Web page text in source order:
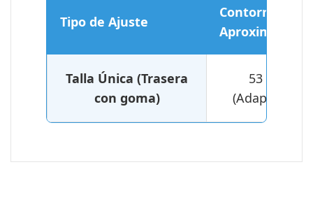
Tipo de Ajuste
Contorno
Aproximado
Talla Única (Trasera
con goma)
53 cm
(Adaptable)